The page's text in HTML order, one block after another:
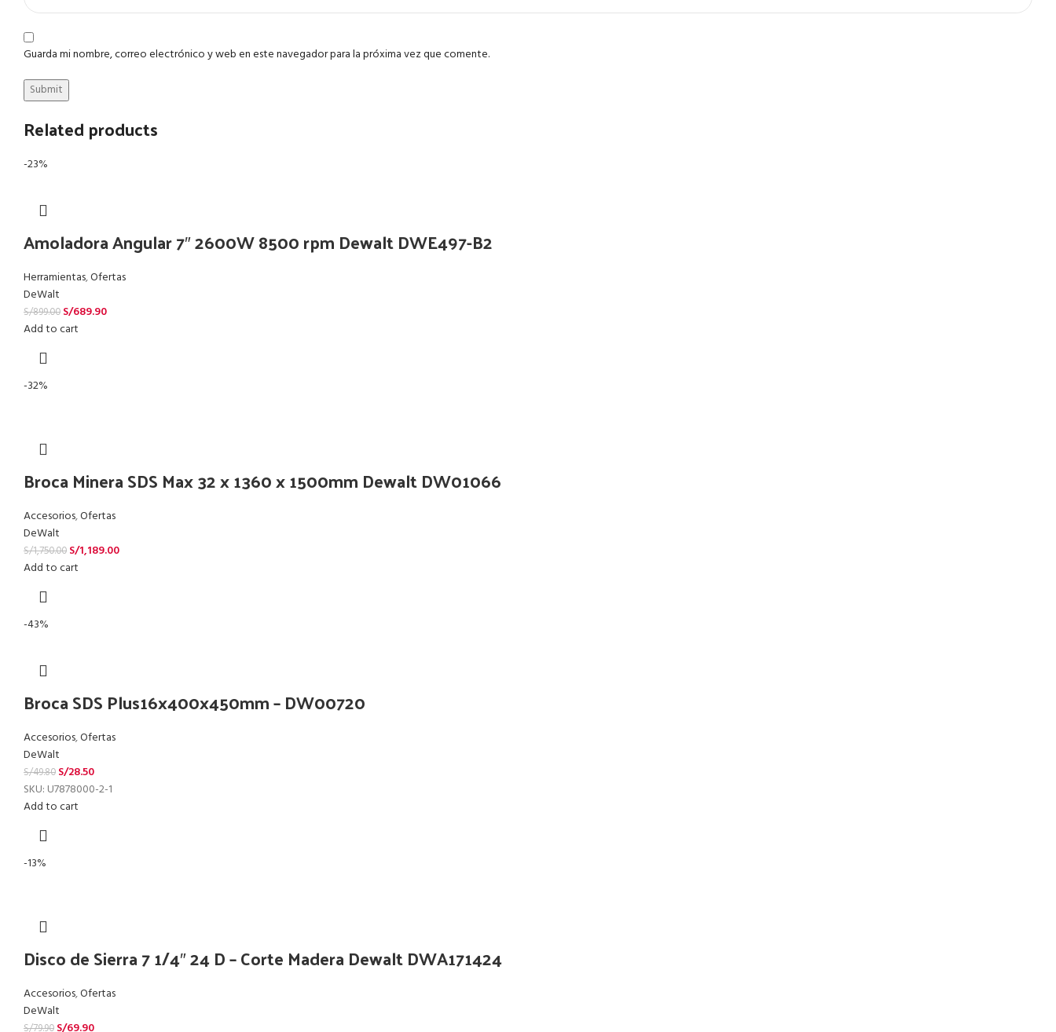
Guarda mi nombre, correo electrónico y web en este navegador para la próxima vez que comente.
Related products
-23%
Amoladora Angular 7″ 2600W 8500 rpm Dewalt DWE497-B2
Herramientas,Ofertas
DeWalt
S/899.00 S/689.90
Add to cart
-32%
Broca Minera SDS Max 32 x 1360 x 1500mm Dewalt DW01066
Accesorios,Ofertas
DeWalt
S/1,750.00 S/1,189.00
Add to cart
-43%
Broca SDS Plus16x400x450mm – DW00720
Accesorios,Ofertas
DeWalt
S/49.80 S/28.50
SKU: U7878000-2-1
Add to cart
-13%
Disco de Sierra 7 1/4″ 24 D – Corte Madera Dewalt DWA171424
Accesorios,Ofertas
DeWalt
S/79.90